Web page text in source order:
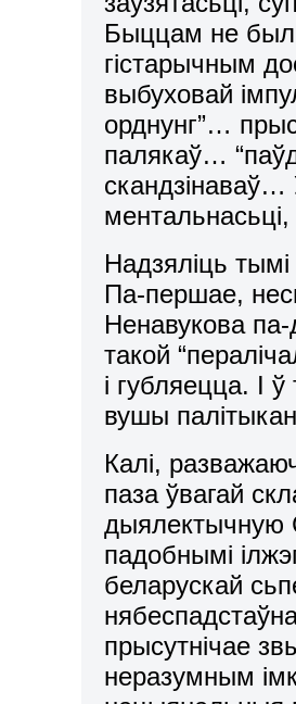
Быццам не
гістарычным
выбуховай
орднунг”…
палякаў…
Надзяліць тымі
Па-першае,
Ненавукова
такой
і губляецца. І
вушы
Калі,
паза ўвагай
дыялектычную
падобнымі
беларускай
прысутнічае
неразумным